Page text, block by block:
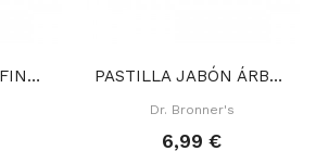
SALVASLIP ULTRAFINO 22 UND PASTILLA JABÓN ÁRBOL TÉ 140 GR
Dr. Bronner's
6,99 €